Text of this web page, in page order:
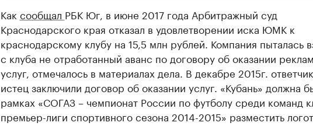
Как сообщал РБК Юг, в июне 2017 года Арбитражный суд
Краснодарского края отказал в удовлетворении иска ЮМК к
краснодарскому клубу на 15,5 млн рублей. Компания пыталась
с клуба не отработанный аванс по договору об оказании
услуг, отмечалось в материалах дела. В декабре 2015г.
истец заключили договор об оказании услуг. «Кубань» должна
рамках «СОГАЗ – чемпионат России по футболу среди команд
премьер-лиги спортивного сезона 2014-2015» разместить